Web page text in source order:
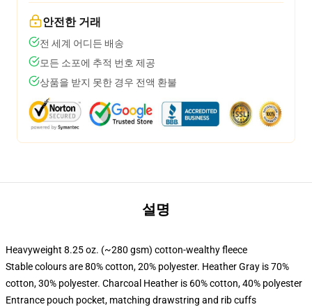
안전한 거래
전 세계 어디든 배송
모든 소포에 추적 번호 제공
상품을 받지 못한 경우 전액 환불
설명
Heavyweight 8.25 oz. (~280 gsm) cotton-wealthy fleece
Stable colours are 80% cotton, 20% polyester. Heather Gray is 70%
cotton, 30% polyester. Charcoal Heather is 60% cotton, 40% polyester
Entrance pouch pocket, matching drawstring and rib cuffs